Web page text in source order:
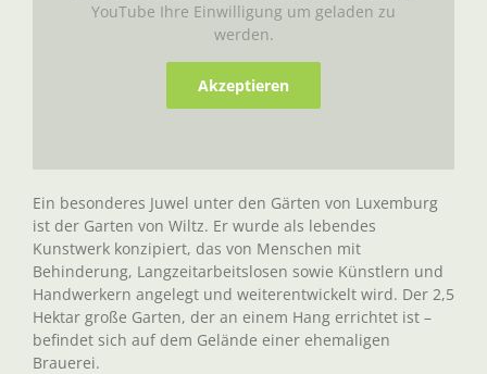
YouTube Ihre Einwilligung um geladen zu
werden.
Akzeptieren
Ein besonderes Juwel unter den Gärten von Luxemburg
ist der Garten von Wiltz. Er wurde als lebendes
Kunstwerk konzipiert, das von Menschen mit
Behinderung, Langzeitarbeitslosen sowie Künstlern und
Handwerkern angelegt und weiterentwickelt wird. Der 2,5
Hektar große Garten, der an einem Hang errichtet ist –
befindet sich auf dem Gelände einer ehemaligen
Brauerei.